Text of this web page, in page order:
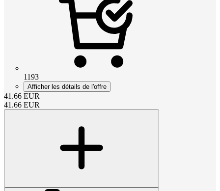
1193
Afficher les détails de l'offre
41.66 EUR
41.66 EUR